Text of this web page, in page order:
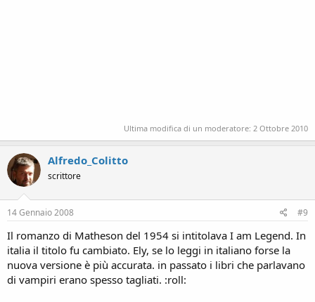
Ultima modifica di un moderatore: 2 Ottobre 2010
Alfredo_Colitto
scrittore
14 Gennaio 2008 #9
Il romanzo di Matheson del 1954 si intitolava I am Legend. In
italia il titolo fu cambiato. Ely, se lo leggi in italiano forse la
nuova versione è più accurata. in passato i libri che parlavano
di vampiri erano spesso tagliati. :roll: